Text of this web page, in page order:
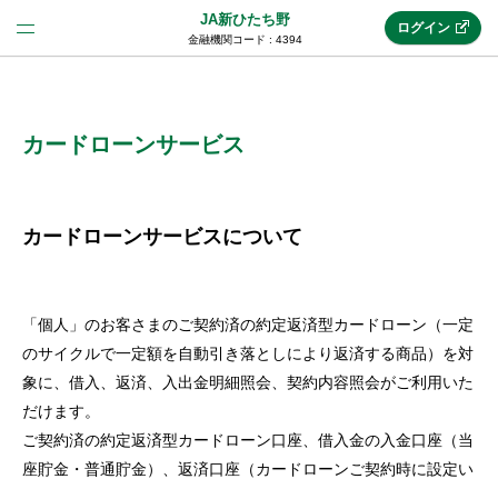
JA新ひたち野
金融機関コード : 4394
(法人JAネットバンク)
メリット
機能・サービス
ログイン
カードローンサービス
カードローンサービスについて
「個人」のお客さまのご契約済の約定返済型カードローン（一定
のサイクルで一定額を自動引き落としにより返済する商品）を対
象に、借入、返済、入出金明細照会、契約内容照会がご利用いた
だけます。
ご契約済の約定返済型カードローン口座、借入金の入金口座（当
座貯金・普通貯金）、返済口座（カードローンご契約時に設定い